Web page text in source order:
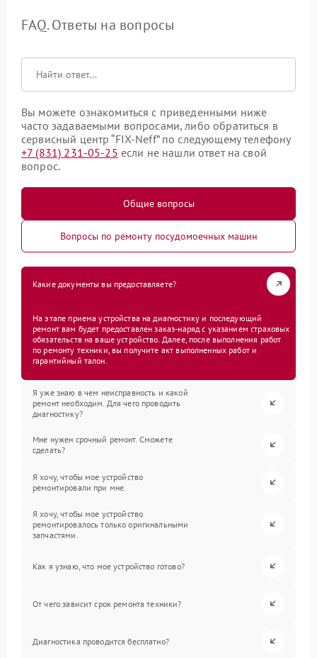
FAQ. Ответы на вопросы
Вы можете ознакомиться с приведенными ниже
часто задаваемыми вопросами, либо обратиться в
сервисный центр “FIX-Neff” по следующему телефону
+7 (831) 231-05-25 если не нашли ответ на свой
вопрос.
Общие вопросы
Вопросы по ремонту посудомоечных машин
Какие документы вы предоставляете?
На этапе приема устройства на диагностику и последующий
ремонт вам будет предоставлен заказ-наряд с указанием страховых
обязательств на ваше устройство. Далее, после выполнения работ
по ремонту техники, вы получите акт выполненных работ и
гарантийный талон.
Я уже знаю в чем неисправность и какой
ремонт необходим. Для чего проводить
диагностику?
Мне нужен срочный ремонт. Сможете
сделать?
Я хочу, чтобы мое устройство
ремонтировали при мне.
Я хочу, чтобы мое устройство
ремонтировалось только оригинальными
запчастями.
Как я узнаю, что мое устройство готово?
От чего зависит срок ремонта техники?
Диагностика проводится бесплатно?